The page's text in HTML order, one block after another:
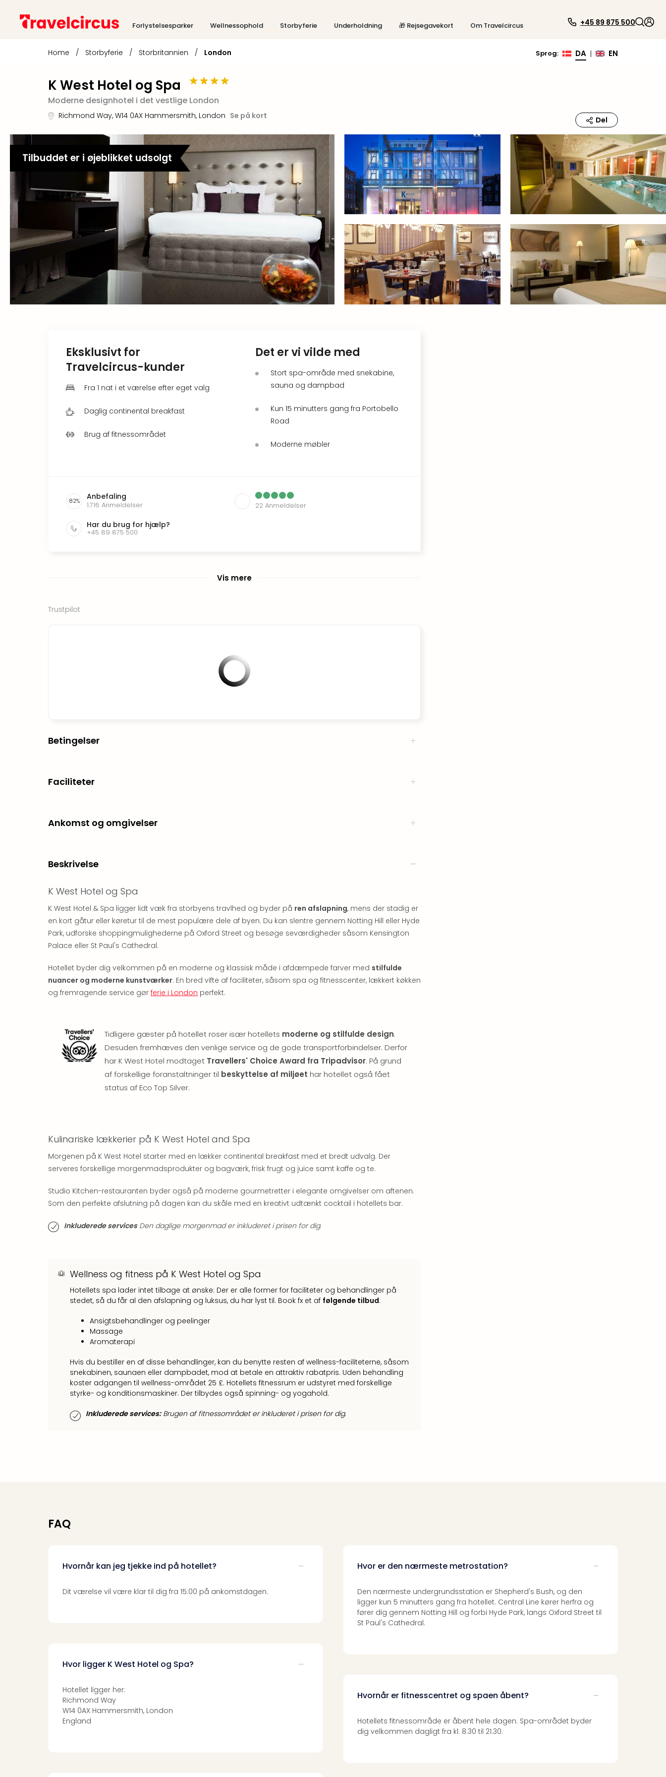
Forlystelsesparker Wellnessophold Storbyferie Underholdning 🎁 Rejsegavekort Om Travelcircus +45 89 875 500
Home / Storbyferie / Storbritannien / London Sprog: DA | EN
K West Hotel og Spa
Moderne designhotel i det vestlige London
Richmond Way, W14 0AX Hammersmith, London Se på kort Del
Tilbuddet er i øjeblikket udsolgt
Eksklusivt for
Travelcircus-kunder
Fra 1 nat i et værelse efter eget valg
Daglig continental breakfast
Brug af fitnessområdet
Det er vi vilde med
Stort spa-område med snekabine,
sauna og dampbad
Kun 15 minutters gang fra Portobello
Road
Moderne møbler
82% Anbefaling
1.716 Anmeldelser 22 Anmeldelser
Har du brug for hjælp?
+45 89 875 500
Vis mere
Trustpilot
Betingelser
Faciliteter
Ankomst og omgivelser
Beskrivelse
K West Hotel og Spa
K West Hotel & Spa ligger lidt væk fra storbyens travlhed og byder på ren afslapning, mens der stadig er
en kort gåtur eller køretur til de mest populære dele af byen. Du kan slentre gennem Notting Hill eller Hyde
Park, udforske shoppingmulighederne på Oxford Street og besøge seværdigheder såsom Kensington
Palace eller St Paul's Cathedral.
Hotellet byder dig velkommen på en moderne og klassisk måde i afdæmpede farver med stilfulde
nuancer og moderne kunstværker. En bred vifte af faciliteter, såsom spa og fitnesscenter, lækkert køkken
og fremragende service gør ferie i London perfekt.
Tidligere gæster på hotellet roser især hotellets moderne og stilfulde design.
Desuden fremhæves den venlige service og de gode transportforbindelser. Derfor
har K West Hotel modtaget Travellers' Choice Award fra Tripadvisor. På grund
af forskellige foranstaltninger til beskyttelse af miljøet har hotellet også fået
status af Eco Top Silver.
Kulinariske lækkerier på K West Hotel and Spa
Morgenen på K West Hotel starter med en lækker continental breakfast med et bredt udvalg. Der
serveres forskellige morgenmadsprodukter og bagværk, frisk frugt og juice samt kaffe og te.
Studio Kitchen-restauranten byder også på moderne gourmetretter i elegante omgivelser om aftenen.
Som den perfekte afslutning på dagen kan du skåle med en kreativt udtænkt cocktail i hotellets bar.
Inkluderede servicesDen daglige morgenmad er inkluderet i prisen for dig.
Wellness og fitness på K West Hotel og Spa
Hotellets spa lader intet tilbage at ønske: Der er alle former for faciliteter og behandlinger på
stedet, så du får al den afslapning og luksus, du har lyst til. Book fx et af følgende tilbud:
Ansigtsbehandlinger og peelinger
Massage
Aromaterapi
Hvis du bestiller en af disse behandlinger, kan du benytte resten af wellness-faciliteterne, såsom
snekabinen, saunaen eller dampbadet, mod at betale en attraktiv rabatpris. Uden behandling
koster adgangen til wellness-området 25 £. Hotellets fitnessrum er udstyret med forskellige
styrke- og konditionsmaskiner. Der tilbydes også spinning- og yogahold.
Inkluderede services:Brugen af fitnessområdet er inkluderet i prisen for dig.
FAQ
Hvornår kan jeg tjekke ind på hotellet?
Dit værelse vil være klar til dig fra 15:00 på ankomstdagen.
Hvor ligger K West Hotel og Spa?
Hotellet ligger her:
Richmond Way
W14 0AX Hammersmith, London
England
Hvor er den nærmeste metrostation?
Den nærmeste undergrundsstation er Shepherd's Bush, og den
ligger kun 5 minutters gang fra hotellet. Central Line kører herfra og
fører dig gennem Notting Hill og forbi Hyde Park, langs Oxford Street til
St Paul's Cathedral.
Hvornår er fitnesscentret og spaen åbent?
Hotellets fitnessområde er åbent hele dagen. Spa-området byder
dig velkommen dagligt fra kl. 8.30 til 21.30.